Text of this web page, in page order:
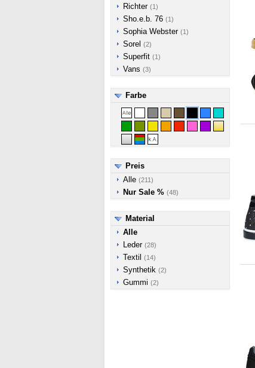
Richter (1)
Sho.e.b. 76 (1)
Sophia Webster (1)
Sorel (2)
Superfit (1)
Vans (3)
Farbe
Preis
Alle (211)
Nur Sale % (48)
Material
Alle
Leder (28)
Textil (14)
Synthetik (2)
Gummi (2)